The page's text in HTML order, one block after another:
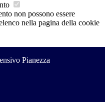
non possono essere
nella pagina della cookie
Pianezza